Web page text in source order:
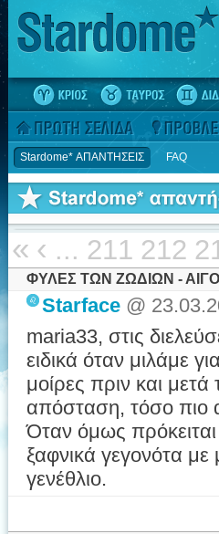
Stardome* ΑΠΑΝΤΗΣΕΙΣ FAQ
« ‹ ... 211 212
ΦΥΛΕΣ ΤΩΝ ΖΩΔΙΩΝ -
Starface @
maria33, στις
ειδικά όταν μιλάμε
μοίρες πριν και
απόσταση, τόσο πιο
Όταν όμως πρόκειται
ξαφνικά γεγονότα με
γενέθλιο.